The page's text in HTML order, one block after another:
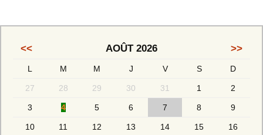
<< AOÛT 2026 >>
L M M J V S D
27 28 29 30 31 1 2
3 4 5 6 7 8 9
10 11 12 13 14 15 16